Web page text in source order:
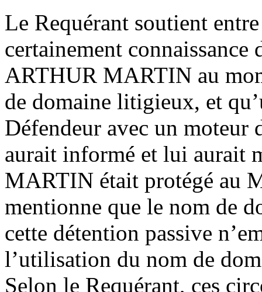
Le Requérant soutient
certainement
ARTHUR MARTIN au
de domaine litigieux, et
Défendeur avec un moteur
aurait informé et lui aurait
MARTIN était protégé au
mentionne que le nom de
cette détention passive
l’utilisation du nom de
Selon le Requérant, ces